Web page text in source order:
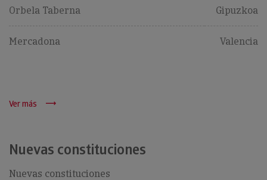
Orbela Taberna Gipuzkoa
Mercadona Valencia
Ver más
Nuevas constituciones
Nuevas constituciones